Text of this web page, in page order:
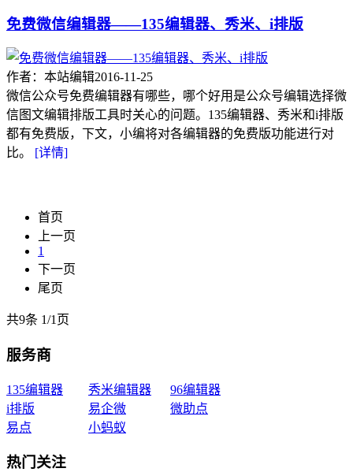
免费微信编辑器——135编辑器、秀米、i排版
作者：本站编辑2016-11-25
微信公众号免费编辑器有哪些，哪个好用是公众号编辑选择微
信图文编辑排版工具时关心的问题。135编辑器、秀米和i排版
都有免费版，下文，小编将对各编辑器的免费版功能进行对
比。 [详情]
首页
上一页
1
下一页
尾页
共9条 1/1页
服务商
135编辑器 秀米编辑器
96编辑器
i排版
易企微
微助点
易点
小蚂蚁
热门关注